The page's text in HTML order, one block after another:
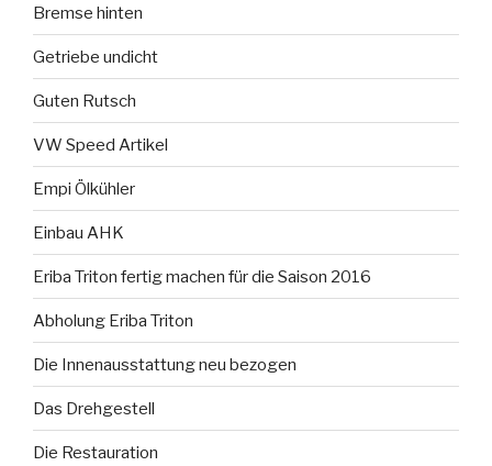
Bremse hinten
Getriebe undicht
Guten Rutsch
VW Speed Artikel
Empi Ölkühler
Einbau AHK
Eriba Triton fertig machen für die Saison 2016
Abholung Eriba Triton
Die Innenausstattung neu bezogen
Das Drehgestell
Die Restauration